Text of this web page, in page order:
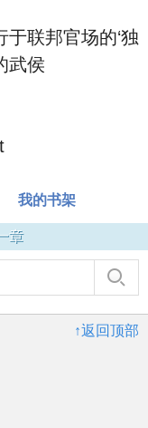
联邦官场的‘独
武侯
我的书架
章
↑返回顶部